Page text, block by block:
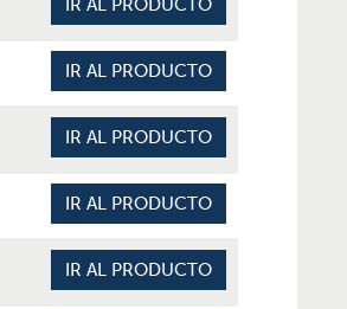
IR AL PRODUCTO
IR AL PRODUCTO
IR AL PRODUCTO
IR AL PRODUCTO
IR AL PRODUCTO